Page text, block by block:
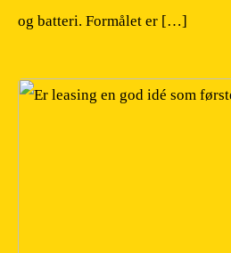
og batteri. Formålet er […]